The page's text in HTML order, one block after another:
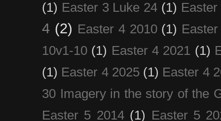
(1) Easter 3 Luke 24 (1)
4 (2) Easter 4 2010 (1)
10v1-10 (1) Easter 4 2021 (1)
(1) Easter 4 2025 (1) Easter 4
30 Imagery in the story of the
Easter 5 2014 (1) Easter 5